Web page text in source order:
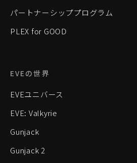
パートナーシッププログラム
PLEX for GOOD
EVEの世界
EVEユニバース
EVE: Valkyrie
Gunjack
Gunjack 2